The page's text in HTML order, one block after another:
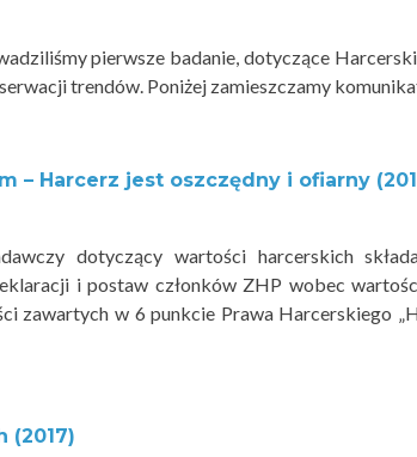
Harcerstwa
Polskiego
pierwsze badanie, dotyczące
trendów. Poniżej zamieszczamy
– Harcerz jest oszczędny i ofiarny
dotyczący wartości harcerskich
i postaw członków ZHP wobec
zawartych w 6 punkcie Prawa Harcerskiego
(2017)